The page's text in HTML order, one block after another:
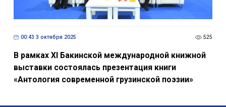
00:43 3 октября 2025 525
В рамках XI Бакинской международной книжной
выставки состоялась презентация книги
«Антология современной грузинской поэзии»